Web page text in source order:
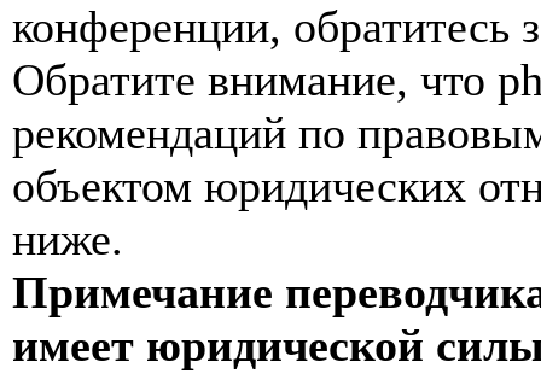
конференции, обратитесь
Обратите внимание, что
рекомендаций по
объектом юридических
ниже.
Примечание
имеет юридической